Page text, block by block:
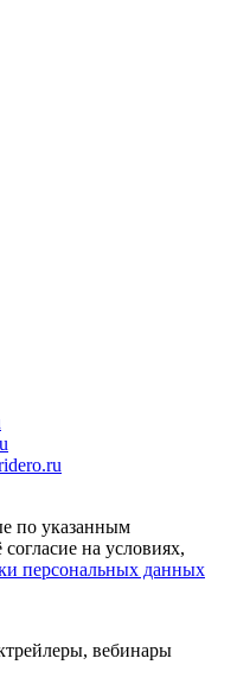
по указанным
на условиях,
персональных данных
вебинары